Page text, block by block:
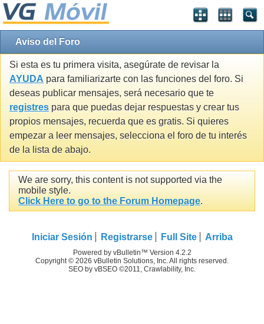
Aviso del Foro
Si esta es tu primera visita, asegúrate de revisar la
AYUDA para familiarizarte con las funciones del foro. Si
deseas publicar mensajes, será necesario que te
registres para que puedas dejar respuestas y crear tus
propios mensajes, recuerda que es gratis. Si quieres
empezar a leer mensajes, selecciona el foro de tu interés
de la lista de abajo.
We are sorry, this content is not supported via the
mobile style.
Click Here to go to the Forum Homepage.
Iniciar Sesión Registrarse Full Site Arriba
Powered by vBulletin™ Version 4.2.2
Copyright © 2026 vBulletin Solutions, Inc. All rights reserved.
SEO by vBSEO ©2011, Crawlability, Inc.